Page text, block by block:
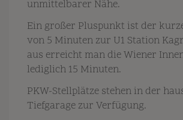
unmittelbarer Nähe.
Ein großer Pluspunkt ist der
von 5 Minuten zur U1 Station
aus erreicht man die Wiener
lediglich 15 Minuten.
PKW-Stellplätze stehen in der
Tiefgarage zur Verfügung.